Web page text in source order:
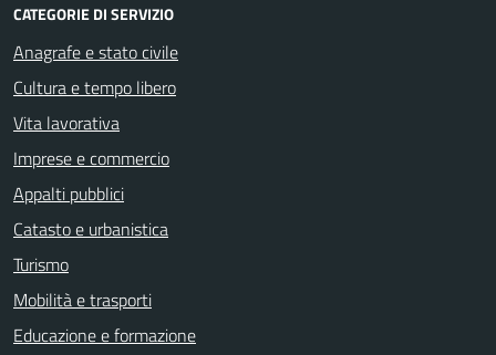
CATEGORIE DI SERVIZIO
Anagrafe e stato civile
Cultura e tempo libero
Vita lavorativa
Imprese e commercio
Appalti pubblici
Catasto e urbanistica
Turismo
Mobilità e trasporti
Educazione e formazione